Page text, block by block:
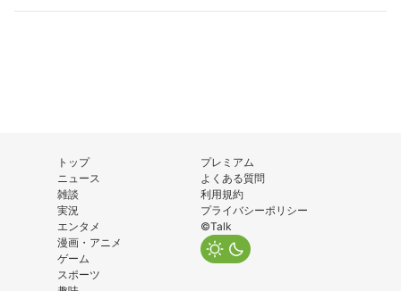
トップ
ニュース
雑談
実況
エンタメ
漫画・アニメ
ゲーム
スポーツ
プレミアム
よくある質問
利用規約
プライバシーポリシー
©Talk